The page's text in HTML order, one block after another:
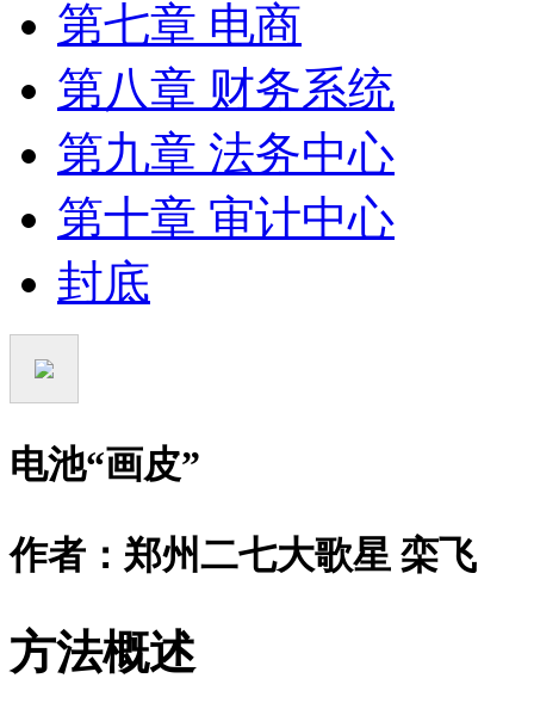
第七章 电商
第八章 财务系统
第九章 法务中心
第十章 审计中心
封底
电池“画皮”
作者：郑州二七大歌星 栾飞
方法概述